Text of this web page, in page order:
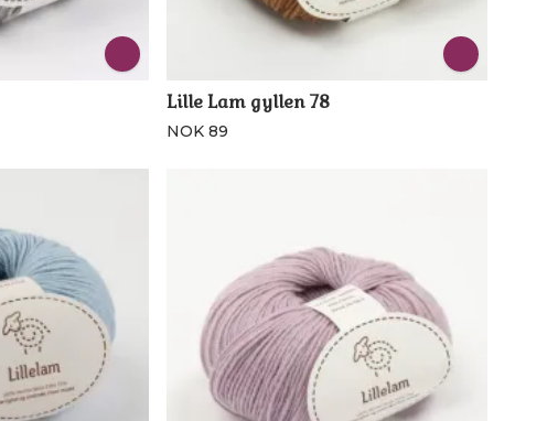
Lille Lam gyllen 78
NOK 89